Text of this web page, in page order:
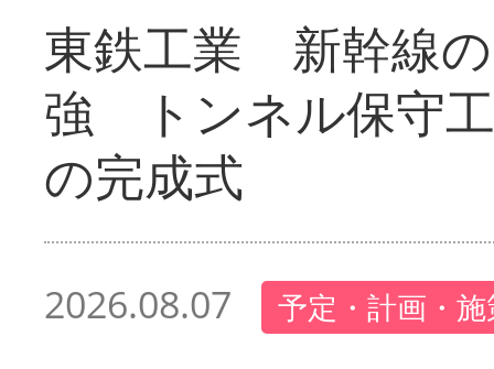
東鉄工業 新幹線
強 トンネル保守
の完成式
2026.08.07 予定・計画・